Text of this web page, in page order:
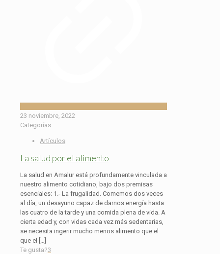
23 noviembre, 2022
Categorías
Artículos
La salud por el alimento
La salud en Amalur está profundamente vinculada a
nuestro alimento cotidiano, bajo dos premisas
esenciales: 1.- La frugalidad. Comemos dos veces
al día, un desayuno capaz de darnos energía hasta
las cuatro de la tarde y una comida plena de vida. A
cierta edad y, con vidas cada vez más sedentarias,
se necesita ingerir mucho menos alimento que el
que el
Te gusta?3